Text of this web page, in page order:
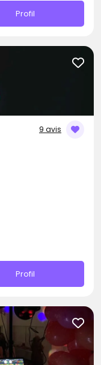
Profil
9 avis
Profil